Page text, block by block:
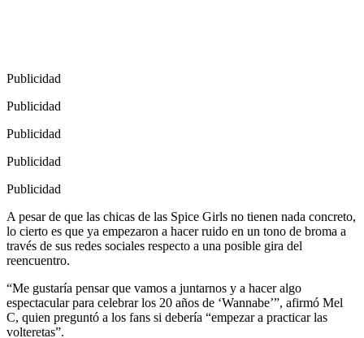
Publicidad
Publicidad
Publicidad
Publicidad
Publicidad
A pesar de que las chicas de las Spice Girls no tienen nada concreto,
lo cierto es que ya empezaron a hacer ruido en un tono de broma a
través de sus redes sociales respecto a una posible gira del
reencuentro.
“Me gustaría pensar que vamos a juntarnos y a hacer algo
espectacular para celebrar los 20 años de ‘Wannabe’”, afirmó Mel
C, quien preguntó a los fans si debería “empezar a practicar las
volteretas”.